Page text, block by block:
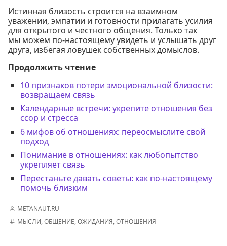
Истинная близость строится на взаимном
уважении, эмпатии и готовности прилагать усилия
для открытого и честного общения. Только так
мы можем по-настоящему увидеть и услышать друг
друга, избегая ловушек собственных домыслов.
Продолжить чтение
10 признаков потери эмоциональной близости:
возвращаем связь
Календарные встречи: укрепите отношения без
ссор и стресса
6 мифов об отношениях: переосмыслите свой
подход
Понимание в отношениях: как любопытство
укрепляет связь
Перестаньте давать советы: как по-настоящему
помочь близким
METANAUT.RU
МЫСЛИ,ОБЩЕНИЕ,ОЖИДАНИЯ,ОТНОШЕНИЯ